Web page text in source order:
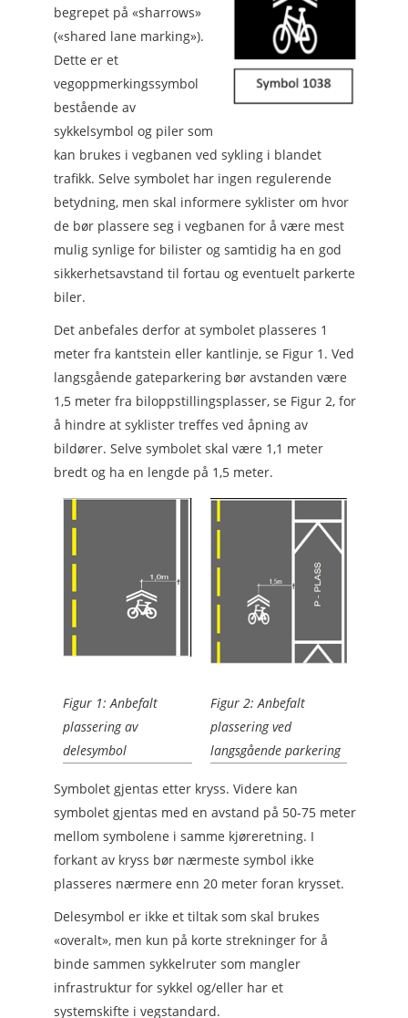
begrepet på «sharrows»
(«shared lane marking»).
Dette er et
vegoppmerkingssymbol
bestående av
sykkelsymbol og piler som
kan brukes i vegbanen ved sykling i blandet
trafikk. Selve symbolet har ingen regulerende
betydning, men skal informere syklister om hvor
de bør plassere seg i vegbanen for å være mest
mulig synlige for bilister og samtidig ha en god
sikkerhetsavstand til fortau og eventuelt parkerte
biler.
Det anbefales derfor at symbolet plasseres 1
meter fra kantstein eller kantlinje, se Figur 1. Ved
langsgående gateparkering bør avstanden være
1,5 meter fra biloppstillingsplasser, se Figur 2, for
å hindre at syklister treffes ved åpning av
bildører. Selve symbolet skal være 1,1 meter
bredt og ha en lengde på 1,5 meter.
Figur 1: Anbefalt
plassering av
delesymbol
Figur 2: Anbefalt
plassering ved
langsgående parkering
Symbolet gjentas etter kryss. Videre kan
symbolet gjentas med en avstand på 50-75 meter
mellom symbolene i samme kjøreretning. I
forkant av kryss bør nærmeste symbol ikke
plasseres nærmere enn 20 meter foran krysset.
Delesymbol er ikke et tiltak som skal brukes
«overalt», men kun på korte strekninger for å
binde sammen sykkelruter som mangler
infrastruktur for sykkel og/eller har et
systemskifte i vegstandard.